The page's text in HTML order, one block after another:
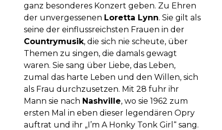
ganz besonderes Konzert geben. Zu Ehren
der unvergessenen Loretta Lynn. Sie gilt als
seine der einflussreichsten Frauen in der
Countrymusik, die sich nie scheute, über
Themen zu singen, die damals gewagt
waren. Sie sang über Liebe, das Leben,
zumal das harte Leben und den Willen, sich
als Frau durchzusetzen. Mit 28 fuhr ihr
Mann sie nach Nashville, wo sie 1962 zum
ersten Mal in eben dieser legendären Opry
auftrat und ihr „I’m A Honky Tonk Girl“ sang.